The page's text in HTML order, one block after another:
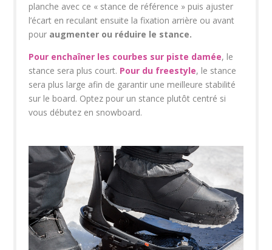
planche avec ce « stance de référence » puis ajuster
l’écart en reculant ensuite la fixation arrière ou avant
pour augmenter ou réduire le stance.
Pour enchaîner les courbes sur piste damée, le
stance sera plus court. Pour du freestyle, le stance
sera plus large afin de garantir une meilleure stabilité
sur le board. Optez pour un stance plutôt centré si
vous débutez en snowboard.